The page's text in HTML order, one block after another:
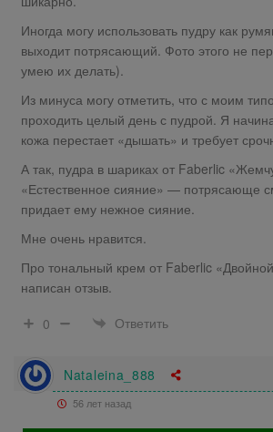
Иногда могу использовать пудру как
выходит потрясающий. Фото этого не
умею их делать).
Из минуса могу отметить, что с моим
проходить целый день с пудрой. Я
кожа перестает «дышать» и требует
А так, пудра в шариках от Faberlic
«Естественное сияние» — потрясающе
придает ему нежное сияние.
Мне очень нравится.
Про тональный крем от Faberlic
написан отзыв.
0
Ответить
Nataleina_888
56 лет назад